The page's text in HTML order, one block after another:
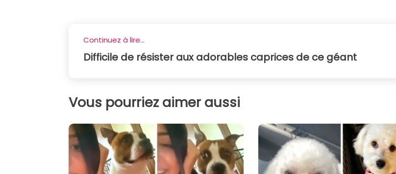
Continuez à lire...
Difficile de résister aux adorables caprices de ce géant
Vous pourriez aimer aussi